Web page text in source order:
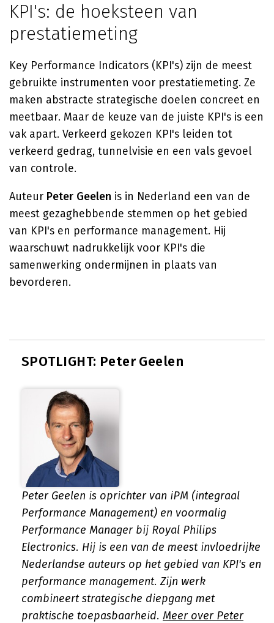
KPI's: de hoeksteen van
prestatiemeting
Key Performance Indicators (KPI's) zijn de meest
gebruikte instrumenten voor prestatiemeting. Ze
maken abstracte strategische doelen concreet en
meetbaar. Maar de keuze van de juiste KPI's is een
vak apart. Verkeerd gekozen KPI's leiden tot
verkeerd gedrag, tunnelvisie en een vals gevoel
van controle.
Auteur Peter Geelen is in Nederland een van de
meest gezaghebbende stemmen op het gebied
van KPI's en performance management. Hij
waarschuwt nadrukkelijk voor KPI's die
samenwerking ondermijnen in plaats van
bevorderen.
SPOTLIGHT: Peter Geelen
Peter Geelen is oprichter van iPM (integraal
Performance Management) en voormalig
Performance Manager bij Royal Philips
Electronics. Hij is een van de meest invloedrijke
Nederlandse auteurs op het gebied van KPI's en
performance management. Zijn werk
combineert strategische diepgang met
praktische toepasbaarheid. Meer over Peter